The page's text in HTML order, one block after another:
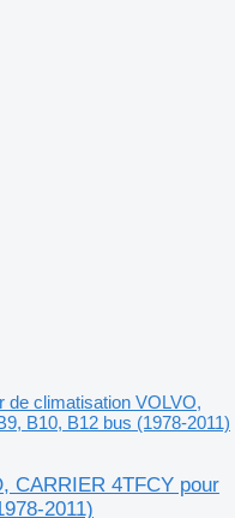
de climatisation VOLVO,
B10, B12 bus (1978-2011)
CARRIER 4TFCY pour
2011)